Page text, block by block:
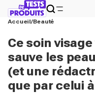
Accueil Beauté
Ce soin
sauve les
(et une
que par celui à